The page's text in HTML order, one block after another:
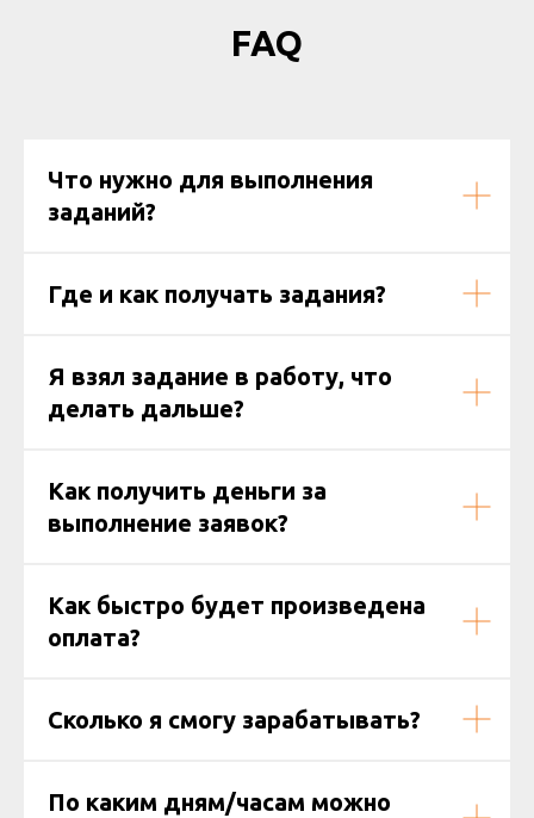
FAQ
Что нужно для выполнения
заданий?
Где и как получать задания?
Я взял задание в работу, что
делать дальше?
Как получить деньги за
выполнение заявок?
Как быстро будет произведена
оплата?
Сколько я смогу зарабатывать?
По каким дням/часам можно